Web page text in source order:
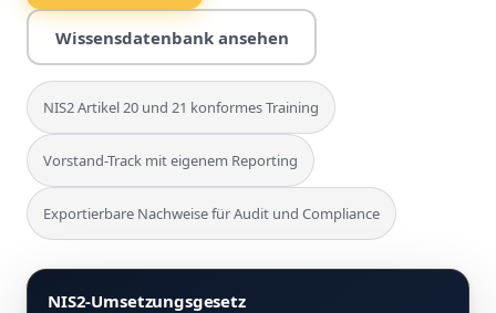
Wissensdatenbank ansehen
NIS2 Artikel 20 und 21 konformes Training
Vorstand-Track mit eigenem Reporting
Exportierbare Nachweise für Audit und Compliance
NIS2-Umsetzungsgesetz